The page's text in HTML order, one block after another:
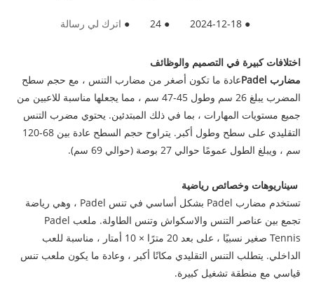
●
2024-12-18
●
24
● اترك لي رسالة
اختلافات كبيرة في التصميم والوظائف ‌
مضارب Padel
عادة ما تكون أصغر من مضارب التنس ، مع حجم سطح
المضرب يبلغ 26 سم وطول 45-47 سم ، مما يجعلها مناسبة للاعبين من
جميع مستويات المهارات ، بما في ذلك المبتدئين. يحتوي مضرب التنس
التقليدي على سطح وطول أكبر. يتراوح حجم السطح عادة بين 68-120
سم ، ويبلغ الطول عمومًا حوالي 27 بوصة (حوالي 69 سم).
‌ سيناريوهات وخصائص رياضية
تستخدم مضارب Padel بشكل أساسي في تنس Padel ، وهي رياضة
تجمع بين عناصر التنس والاسكواش وتنس الطاولة. ملعب Padel
Tennis صغير نسبيًا ، على بعد 20 مترًا × 10 أمتار ، مناسبة للعب
الداخلي. يتطلب التنس التقليدي مكانًا أكبر ، وعادة ما يكون ملعب تنس
قياسي مع منطقة تشغيل كبيرة.